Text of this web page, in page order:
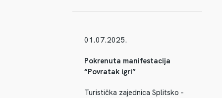
01.07.2025.
Pokrenuta manifestacija
“Povratak igri”
Turistička zajednica Splitsko –